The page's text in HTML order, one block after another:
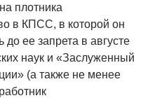
плотника
в КПСС, в которой он
до ее запрета в августе
наук и «Заслуженный
(а также не менее